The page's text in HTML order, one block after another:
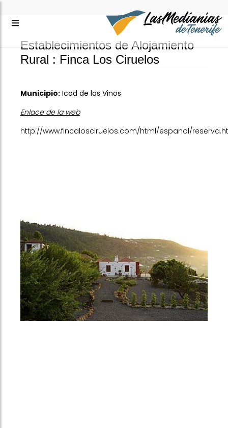
Establecimientos de Alojamiento
Rural : Finca Los Ciruelos
Municipio: Icod de los Vinos
Enlace de la web
http://www.fincalosciruelos.com/html/espanol/